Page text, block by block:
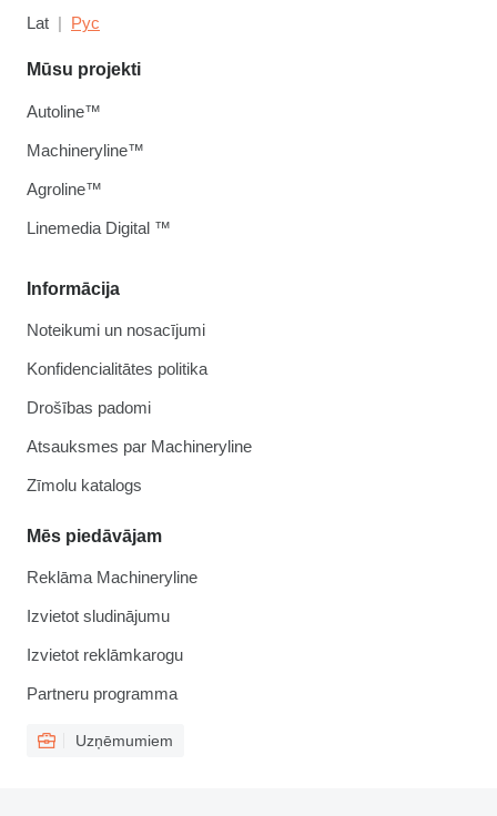
Lat Рус
Informācija
Noteikumi un nosacījumi
Konfidencialitātes politika
Drošības padomi
Atsauksmes par Machineryline
Zīmolu katalogs
Mēs piedāvājam
Reklāma Machineryline
Izvietot sludinājumu
Izvietot reklāmkarogu
Partneru programma
Uzņēmumiem
Mūsu projekti
Autoline™
Machineryline™
Agroline™
Linemedia Digital ™